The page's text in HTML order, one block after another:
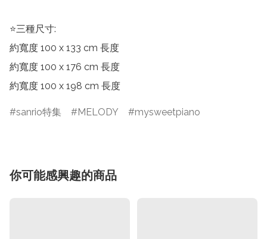
⭐三種尺寸:
約寬度 100 x 133 cm 長度
約寬度 100 x 176 cm 長度
約寬度 100 x 198 cm 長度
sanrio特集 MELODY mysweetpiano
你可能感興趣的商品